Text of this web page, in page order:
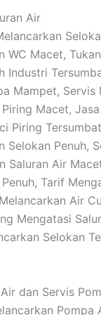
Air
WC Macet,
Industri
Mampet,
Macet,
Piring
Selokan Penuh,
Saluran Air
Tarif
Air
Mengatasi
Selokan
dan Servis
Pompa